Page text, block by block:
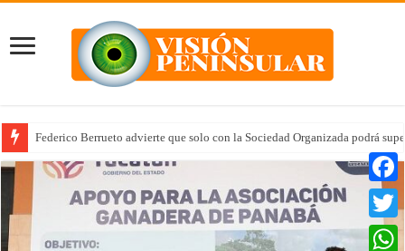
Federico Berrueto advierte que solo con la Sociedad Organizada podrá
Arrancan la tercera etapa de Médico 24/7
Twitter